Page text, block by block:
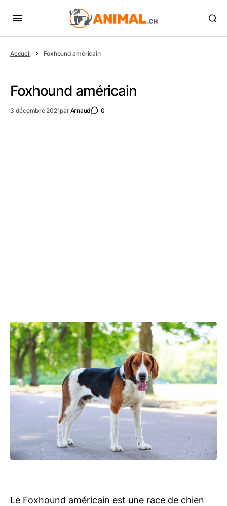
Accueil Foxhound américain
Foxhound américain
3 décembre 2021parArnaud 0
Le Foxhound américain est une race de chien